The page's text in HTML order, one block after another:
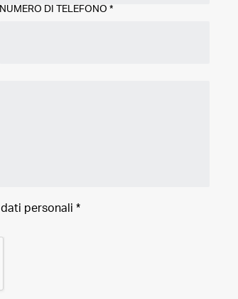
NUMERO DI TELEFONO *
dati personali *